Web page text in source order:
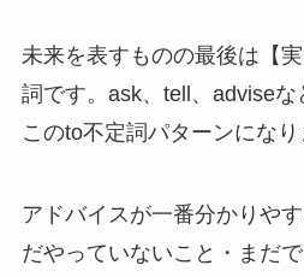
未来を表すものの最後は【
詞です。ask、tell、adviseな
このto不定詞パターンになり
アドバイスが一番分かりや
だやっていないこと・まだ